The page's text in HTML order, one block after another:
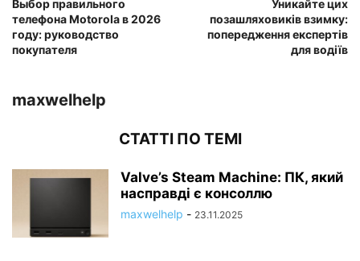
Выбор правильного
телефона Motorola в 2026
году: руководство
покупателя
Уникайте цих
позашляховиків взимку:
попередження експертів
для водіїв
maxwelhelp
СТАТТІ ПО ТЕМІ
Valve’s Steam Machine: ПК, який
насправді є консоллю
maxwelhelp - 23.11.2025